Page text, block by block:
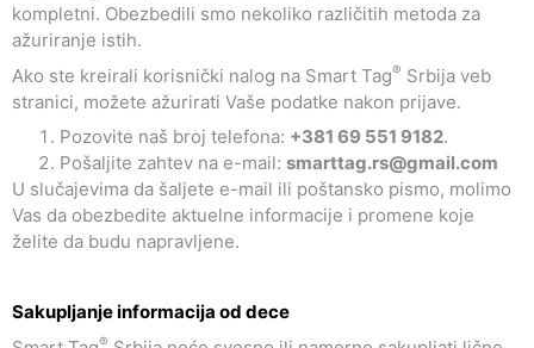
kompletni. Obezbedili smo nekoliko različitih metoda za
ažuriranje istih.
Ako ste kreirali korisnički nalog na Smart Tag® Srbija veb
stranici, možete ažurirati Vaše podatke nakon prijave.
Pozovite naš broj telefona: +381 69 551 9182.
Pošaljite zahtev na e-mail: smarttag.rs@gmail.com
U slučajevima da šaljete e-mail ili poštansko pismo, molimo
Vas da obezbedite aktuelne informacije i promene koje
želite da budu napravljene.
Sakupljanje informacija od dece
®